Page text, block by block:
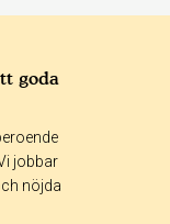
goda
jobbar
nöjda